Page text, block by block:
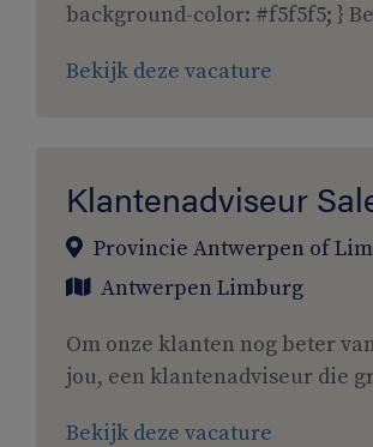
background-color: #f5f5f5; }
Bekijk deze vacature
Klantenadviseur
Provincie Antwerpen of
Antwerpen Limburg
Om onze klanten nog beter
jou, een klantenadviseur die
Bekijk deze vacature